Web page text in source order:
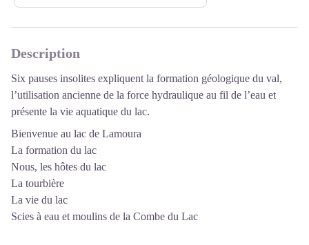
Description
Six pauses insolites expliquent la formation géologique du val,
l’utilisation ancienne de la force hydraulique au fil de l’eau et
présente la vie aquatique du lac.
Bienvenue au lac de Lamoura
La formation du lac
Nous, les hôtes du lac
La tourbière
La vie du lac
Scies à eau et moulins de la Combe du Lac